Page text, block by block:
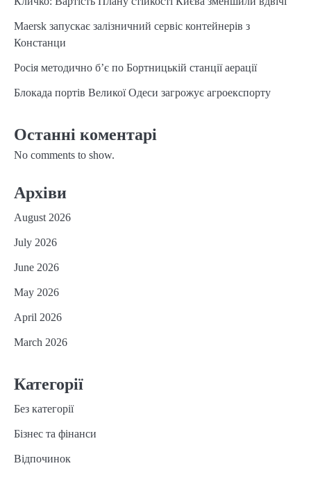
Maersk запускає залізничний сервіс контейнерів з
Констанци
Росія методично б’є по Бортницькій станції аерації
Блокада портів Великої Одеси загрожує агроекспорту
Останні коментарі
No comments to show.
Архіви
August 2026
July 2026
June 2026
May 2026
April 2026
March 2026
Категорії
Без категорії
Бізнес та фінанси
Відпочинок